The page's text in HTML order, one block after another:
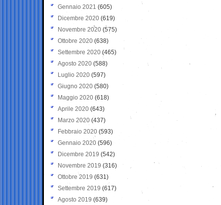
Gennaio 2021 (605)
Dicembre 2020 (619)
Novembre 2020 (575)
Ottobre 2020 (638)
Settembre 2020(465)
Agosto 2020 (588)
Luglio 2020 (597)
Giugno 2020 (580)
Maggio 2020 (618)
Aprile 2020 (643)
Marzo 2020 (437)
Febbraio 2020 (593)
Gennaio 2020 (596)
Dicembre 2019 (542)
Novembre 2019 (316)
Ottobre 2019 (631)
Settembre 2019 (617)
Agosto 2019 (639)